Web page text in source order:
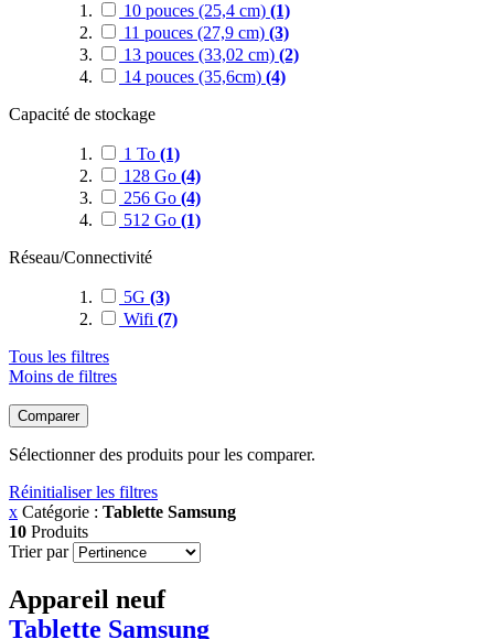
10 pouces (25,4 cm) (1)
11 pouces (27,9 cm) (3)
13 pouces (33,02 cm) (2)
14 pouces (35,6cm) (4)
Capacité de stockage
1 To (1)
128 Go (4)
256 Go (4)
512 Go (1)
Réseau/Connectivité
5G (3)
Wifi (7)
Tous les filtres
Moins de filtres
Comparer
Sélectionner des produits pour les comparer.
Réinitialiser les filtres
x Catégorie : Tablette Samsung
10 Produits
Trier par
Appareil neuf
Tablette Samsung